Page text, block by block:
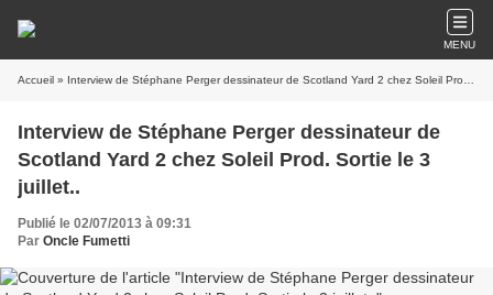
MENU
Accueil » Interview de Stéphane Perger dessinateur de Scotland Yard 2 chez Soleil Prod. Sortie le 3 juillet..
Interview de Stéphane Perger dessinateur de
Scotland Yard 2 chez Soleil Prod. Sortie le 3
juillet..
Publié le 02/07/2013 à 09:31
Par Oncle Fumetti